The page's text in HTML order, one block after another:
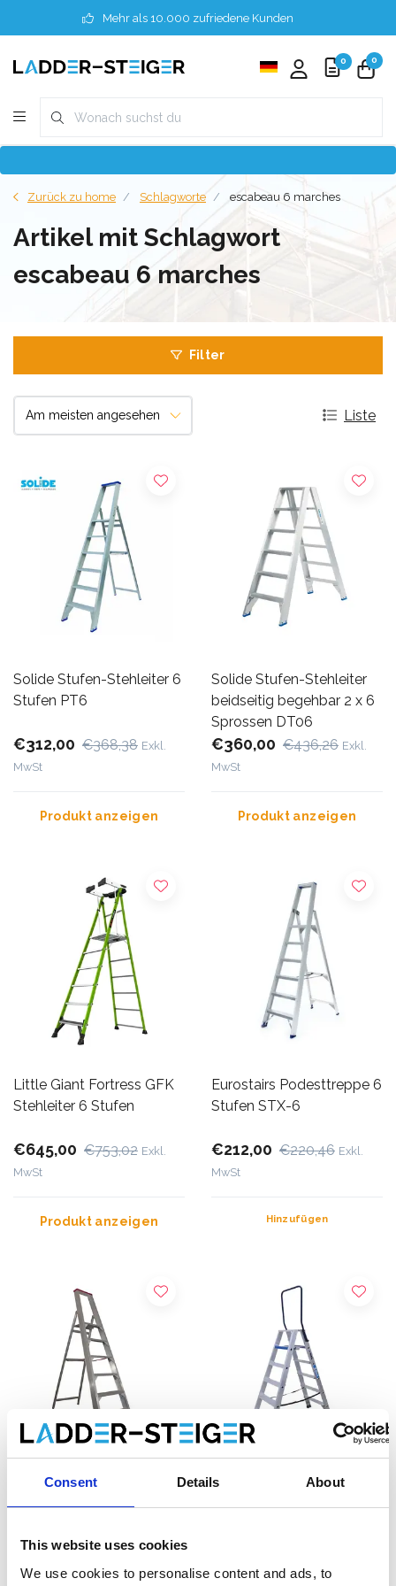
Consent Details About
This website uses cookies
We use cookies to personalise content and ads, to
Mehr als 10.000 zufriedene Kunden
0 0
Zurück zu home Schlagworte escabeau 6 marches
Artikel mit Schlagwort
escabeau 6 marches
Filter
Liste
Solide Stufen-Stehleiter 6
Stufen PT6
€312,00 €368,38 Exkl.
MwSt
Produkt anzeigen
Solide Stufen-Stehleiter
beidseitig begehbar 2 x 6
Sprossen DT06
€360,00 €436,26 Exkl.
MwSt
Produkt anzeigen
Little Giant Fortress GFK
Stehleiter 6 Stufen
€645,00 €753,02 Exkl.
MwSt
Produkt anzeigen
Eurostairs Podesttreppe 6
Stufen STX-6
€212,00 €220,46 Exkl.
MwSt
Hinzufügen
Jumbo SuperPRO Stufen-
Stehleiter 6 Stufen
€244,00
ASC Stufen-Doppelleiter
2 x 6 Stufen DT-6
MwSt